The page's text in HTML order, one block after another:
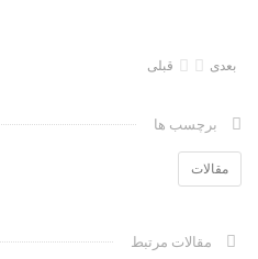
قبلی بعدی
برچسب ها
مقالات
مقالات مرتبط